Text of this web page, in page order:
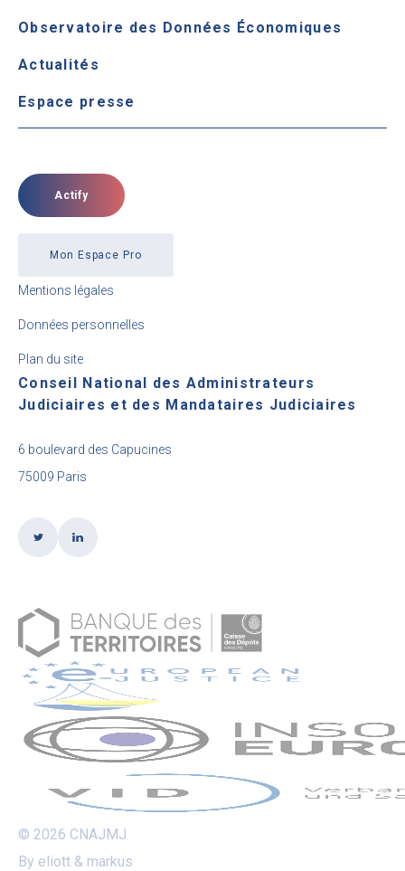
Observatoire des Données Économiques
Actualités
Espace presse
Actify
Mon Espace Pro
Mentions légales
Données personnelles
Plan du site
Conseil National des Administrateurs
Judiciaires et des Mandataires Judiciaires
6 boulevard des Capucines
75009 Paris
© 2026 CNAJMJ
By eliott & markus